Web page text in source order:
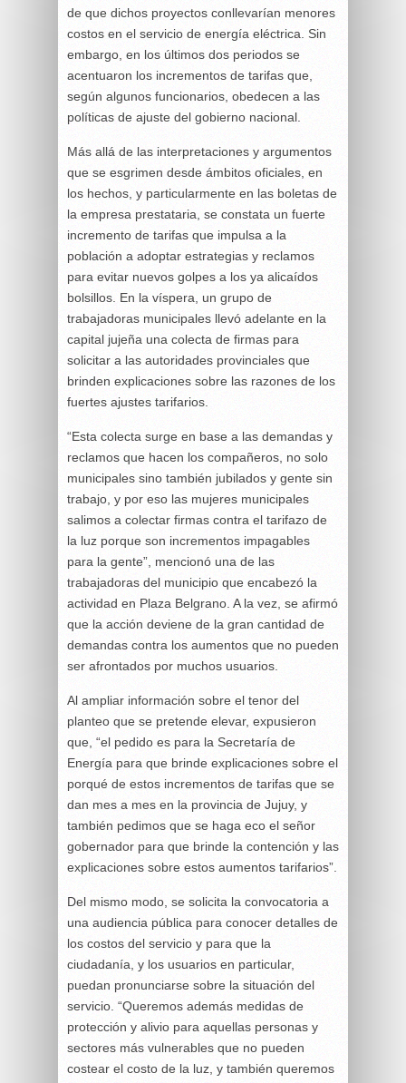
de que dichos proyectos conllevarían menores
costos en el servicio de energía eléctrica. Sin
embargo, en los últimos dos periodos se
acentuaron los incrementos de tarifas que,
según algunos funcionarios, obedecen a las
políticas de ajuste del gobierno nacional.
Más allá de las interpretaciones y argumentos
que se esgrimen desde ámbitos oficiales, en
los hechos, y particularmente en las boletas de
la empresa prestataria, se constata un fuerte
incremento de tarifas que impulsa a la
población a adoptar estrategias y reclamos
para evitar nuevos golpes a los ya alicaídos
bolsillos. En la víspera, un grupo de
trabajadoras municipales llevó adelante en la
capital jujeña una colecta de firmas para
solicitar a las autoridades provinciales que
brinden explicaciones sobre las razones de los
fuertes ajustes tarifarios.
“Esta colecta surge en base a las demandas y
reclamos que hacen los compañeros, no solo
municipales sino también jubilados y gente sin
trabajo, y por eso las mujeres municipales
salimos a colectar firmas contra el tarifazo de
la luz porque son incrementos impagables
para la gente”, mencionó una de las
trabajadoras del municipio que encabezó la
actividad en Plaza Belgrano. A la vez, se afirmó
que la acción deviene de la gran cantidad de
demandas contra los aumentos que no pueden
ser afrontados por muchos usuarios.
Al ampliar información sobre el tenor del
planteo que se pretende elevar, expusieron
que, “el pedido es para la Secretaría de
Energía para que brinde explicaciones sobre el
porqué de estos incrementos de tarifas que se
dan mes a mes en la provincia de Jujuy, y
también pedimos que se haga eco el señor
gobernador para que brinde la contención y las
explicaciones sobre estos aumentos tarifarios”.
Del mismo modo, se solicita la convocatoria a
una audiencia pública para conocer detalles de
los costos del servicio y para que la
ciudadanía, y los usuarios en particular,
puedan pronunciarse sobre la situación del
servicio. “Queremos además medidas de
protección y alivio para aquellas personas y
sectores más vulnerables que no pueden
costear el costo de la luz, y también queremos